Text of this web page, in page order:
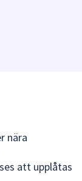
nära
att upplåtas